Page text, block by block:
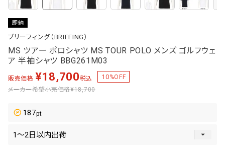
即納
ブリーフィング（BRIEFING）
MS ツアー ポロシャツ MS TOUR POLO メンズ ゴルフウェ
ア 半袖シャツ BBG261M03
販売価格 ¥18,700税込 10%OFF
メーカー希望小売価格¥18,700
187